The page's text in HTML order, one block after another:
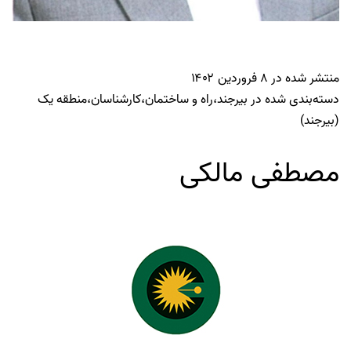
منتشر شده در۸ فروردین ۱۴۰۲
دسته‌بندی شده دربیرجند،راه و ساختمان،کارشناسان،منطقه یک
(بیرجند)
مصطفی مالکی